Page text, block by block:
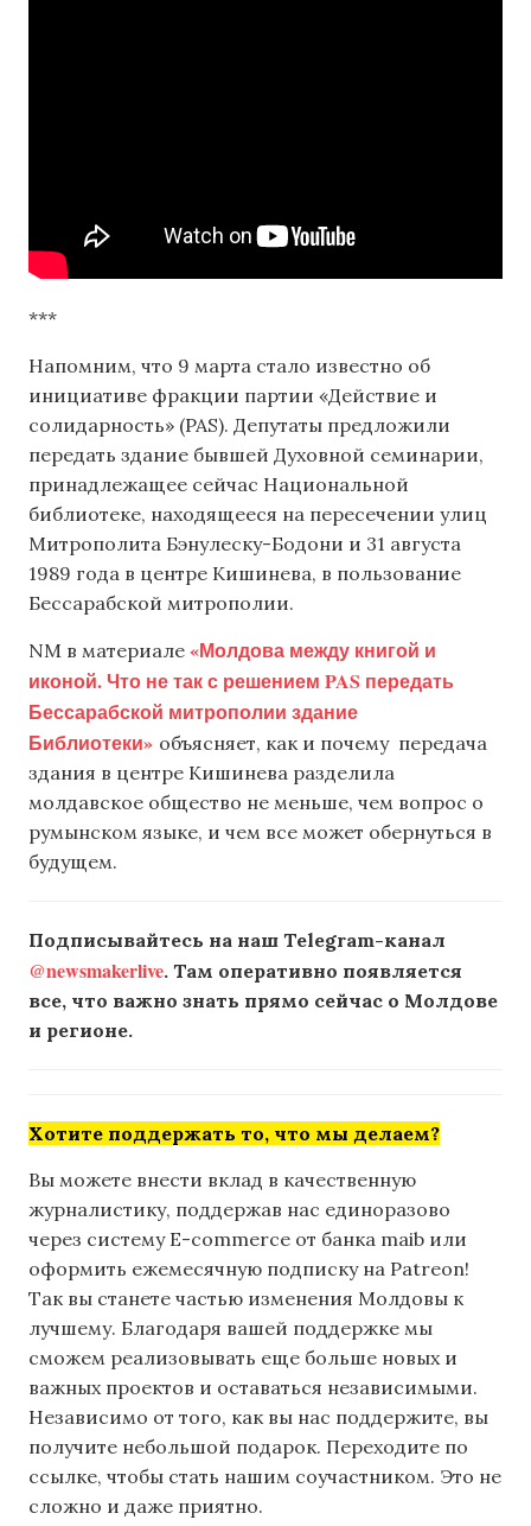
***
Напомним, что 9 марта стало известно об
инициативе фракции партии «Действие и
солидарность» (PAS). Депутаты предложили
передать здание бывшей Духовной семинарии,
принадлежащее сейчас Национальной
библиотеке, находящееся на пересечении улиц
Митрополита Бэнулеску-Бодони и 31 августа
1989 года в центре Кишинева, в пользование
Бессарабской митрополии.
NM в материале «Молдова между книгой и
иконой. Что не так с решением PAS передать
Бессарабской митрополии здание
Библиотеки» объясняет, как и почему передача
здания в центре Кишинева разделила
молдавское общество не меньше, чем вопрос о
румынском языке, и чем все может обернуться в
будущем.
Подписывайтесь на наш Telegram-канал
@newsmakerlive. Там оперативно появляется
все, что важно знать прямо сейчас о Молдове
и регионе.
Хотите поддержать то, что мы делаем?
Вы можете внести вклад в качественную
журналистику, поддержав нас единоразово
через систему E-commerce от банка maib или
оформить ежемесячную подписку на Patreon!
Так вы станете частью изменения Молдовы к
лучшему. Благодаря вашей поддержке мы
сможем реализовывать еще больше новых и
важных проектов и оставаться независимыми.
Независимо от того, как вы нас поддержите, вы
получите небольшой подарок. Переходите по
ссылке, чтобы стать нашим соучастником. Это не
сложно и даже приятно.